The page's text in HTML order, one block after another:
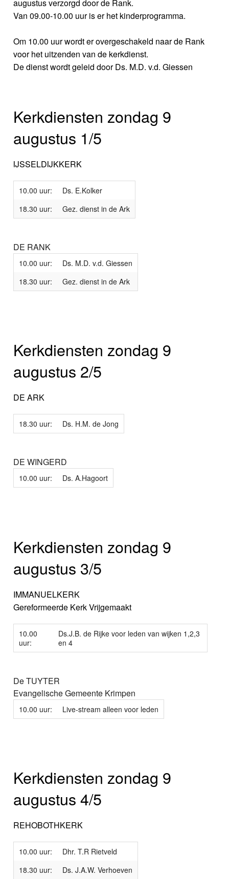
augustus verzorgd door de Rank.
Van 09.00-10.00 uur is er het kinderprogramma.
Om 10.00 uur wordt er overgeschakeld naar de Rank
voor het uitzenden van de kerkdienst.
De dienst wordt geleid door Ds. M.D. v.d. Giessen
Kerkdiensten zondag 9
augustus 1/5
IJSSELDIJKKERK
10.00 uur:
Ds. E.Kolker
18.30 uur:
Gez. dienst in de Ark
DE RANK
10.00 uur:
Ds. M.D. v.d. Giessen
18.30 uur:
Gez. dienst in de Ark
Kerkdiensten zondag 9
augustus 2/5
DE ARK
18.30 uur: Ds. H.M. de Jong
DE WINGERD
10.00 uur: Ds. A.Hagoort
Kerkdiensten zondag 9
augustus 3/5
IMMANUELKERK
Gereformeerde Kerk Vrijgemaakt
10.00
uur:
Ds.J.B. de Rijke voor leden van wijken 1,2,3
en 4
De TUYTER
Evangelische Gemeente Krimpen
10.00 uur: Live-stream alleen voor leden
Kerkdiensten zondag 9
augustus 4/5
REHOBOTHKERK
10.00 uur:
Dhr. T.R Rietveld
18.30 uur:
Ds. J.A.W. Verhoeven